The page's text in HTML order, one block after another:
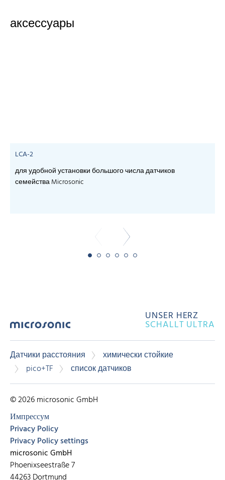
аксессуары
LCA-2
для удобной установки большого числа датчиков
семейства Microsonic
UNSER HERZ
SCHALLT ULTRA
Датчики расстояния
химически стойкие
pico+TF
список датчиков
© 2026 microsonic GmbH
Импрессум
Privacy Policy
Privacy Policy settings
microsonic GmbH
Phoenixseestraße 7